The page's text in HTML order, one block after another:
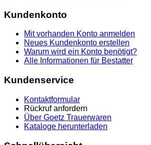
Kundenkonto
Mit vorhanden Konto anmelden
Neues Kundenkonto erstellen
Warum wird ein Konto benötigt?
Alle Informationen für Bestatter
Kundenservice
Kontaktformular
Rückruf anfordern
Über Goetz Trauerwaren
Kataloge herunterladen